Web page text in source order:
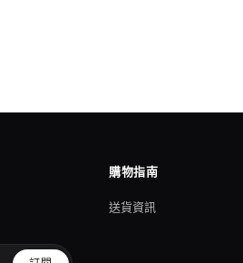
購物指南
送貨資訊